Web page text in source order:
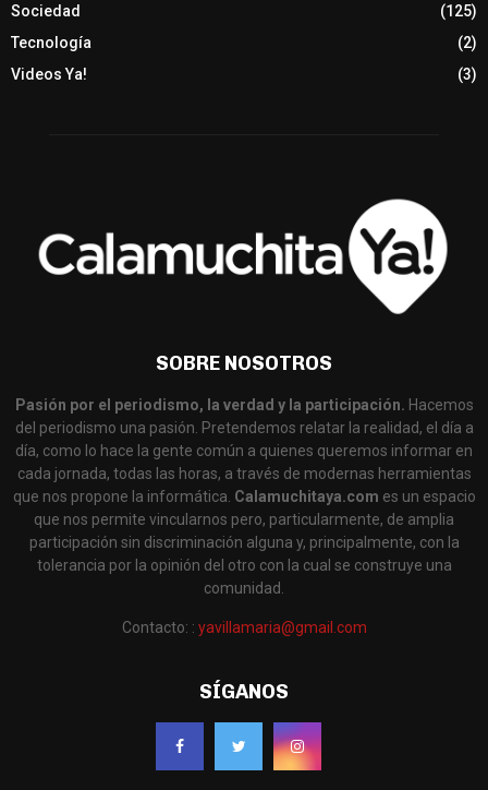
Sociedad
(125)
Tecnología
(2)
Videos Ya!
(3)
SOBRE NOSOTROS
Pasión por el periodismo, la verdad y la participación. Hacemos
del periodismo una pasión. Pretendemos relatar la realidad, el día a
día, como lo hace la gente común a quienes queremos informar en
cada jornada, todas las horas, a través de modernas herramientas
que nos propone la informática. Calamuchitaya.com es un espacio
que nos permite vincularnos pero, particularmente, de amplia
participación sin discriminación alguna y, principalmente, con la
tolerancia por la opinión del otro con la cual se construye una
comunidad.
Contacto: : yavillamaria@gmail.com
SÍGANOS